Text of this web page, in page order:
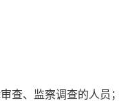
查、监察调查的人员；